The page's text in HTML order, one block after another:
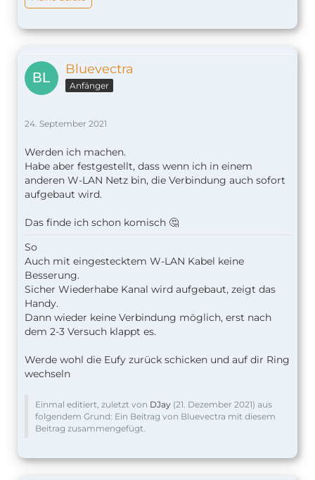
Bluevectra
Anfänger
24. September 2021
Werden ich machen.
Habe aber festgestellt, dass wenn ich in einem
anderen W-LAN Netz bin, die Verbindung auch sofort
aufgebaut wird.
Das finde ich schon komisch 🤔
So
Auch mit eingestecktem W-LAN Kabel keine
Besserung.
Sicher Wiederhabe Kanal wird aufgebaut, zeigt das
Handy.
Dann wieder keine Verbindung möglich, erst nach
dem 2-3 Versuch klappt es.
Werde wohl die Eufy zurück schicken und auf dir Ring
wechseln
Einmal editiert, zuletzt von DJay (21. Dezember 2021) aus
folgendem Grund: Ein Beitrag von Bluevectra mit diesem
Beitrag zusammengefügt.